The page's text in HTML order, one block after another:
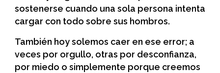
sostenerse cuando una sola persona intenta
cargar con todo sobre sus hombros.
También hoy solemos caer en ese error; a
veces por orgullo, otras por desconfianza,
por miedo o simplemente porque creemos